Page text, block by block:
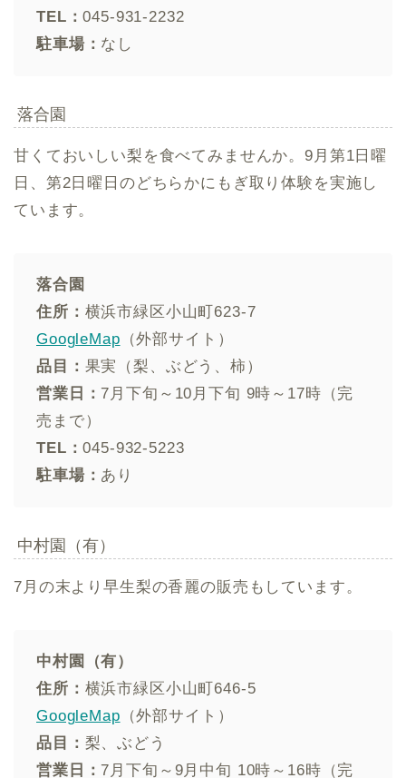
TEL：045-931-2232
駐車場： なし
落合園
甘くておいしい梨を食べてみませんか。9月第1日曜
日、第2日曜日のどちらかにもぎ取り体験を実施し
ています。
落合園
住所： 横浜市緑区小山町623-7
GoogleMap （外部サイト）
品目： 果実（梨、ぶどう、柿）
営業日： 7月下旬～10月下旬 9時～17時（完
売まで）
TEL：045-932-5223
駐車場： あり
中村園（有）
7月の末より早生梨の香麗の販売もしています。
中村園（有）
住所： 横浜市緑区小山町646-5
GoogleMap （外部サイト）
品目： 梨、ぶどう
営業日： 7月下旬～9月中旬 10時～16時（完